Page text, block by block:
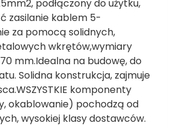
podłączony do użytku,
zasilanie kablem 5-
za pomocą solidnych,
wkrętów,wymiary
mm.Idealna na budowę, do
Solidna konstrukcja, zajmuje
komponenty
okablowanie) pochodzą od
wysokiej klasy dostawców.